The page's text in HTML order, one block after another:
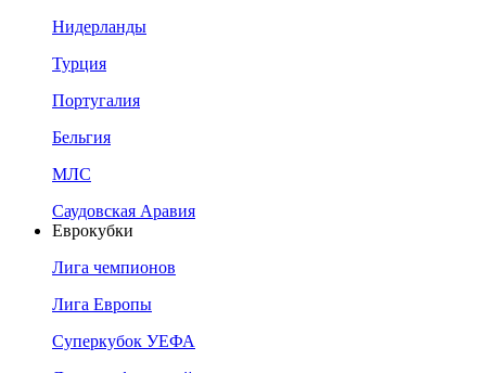
Нидерланды
Турция
Португалия
Бельгия
МЛС
Саудовская Аравия
Еврокубки
Лига чемпионов
Лига Европы
Суперкубок УЕФА